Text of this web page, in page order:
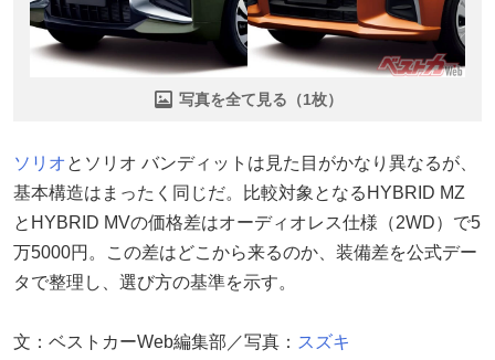
写真を全て見る（1枚）
ソリオ とソリオ バンディットは見た目がかなり異なるが、
基本構造はまったく同じだ。比較対象となるHYBRID MZ
とHYBRID MVの価格差はオーディオレス仕様（2WD）で5
万5000円。この差はどこから来るのか、装備差を公式デー
タで整理し、選び方の基準を示す。
文：ベストカーWeb編集部／写真： スズキ